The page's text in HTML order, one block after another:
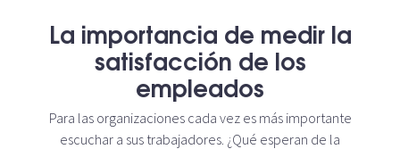
La importancia de medir la
satisfacción de los
empleados
Para las organizaciones cada vez es más importante
escuchar a sus trabajadores. ¿Qué esperan de la